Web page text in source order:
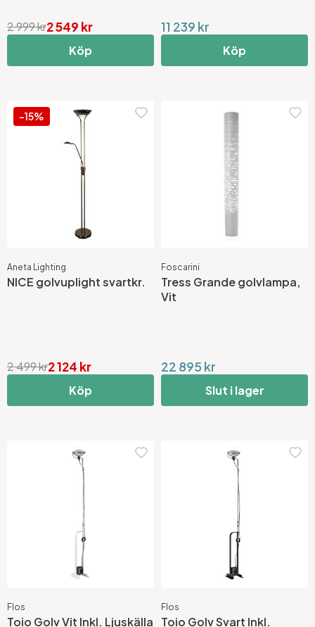
2 549 kr
2 999 kr
Köp
11 239 kr
Köp
-15%
Aneta Lighting
NICE golvuplight svartkr.
2 124 kr
2 499 kr
Köp
Foscarini
Tress Grande golvlampa,
Vit
22 895 kr
Slut i lager
Flos
Toio Golv Vit Inkl. Ljuskälla
Flos
Toio Golv Svart Inkl.